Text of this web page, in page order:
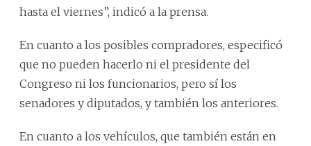
hasta el viernes”, indicó a la prensa.
En cuanto a los posibles compradores, especificó
que no pueden hacerlo ni el presidente del
Congreso ni los funcionarios, pero sí los
senadores y diputados, y también los anteriores.
En cuanto a los vehículos, que también están en